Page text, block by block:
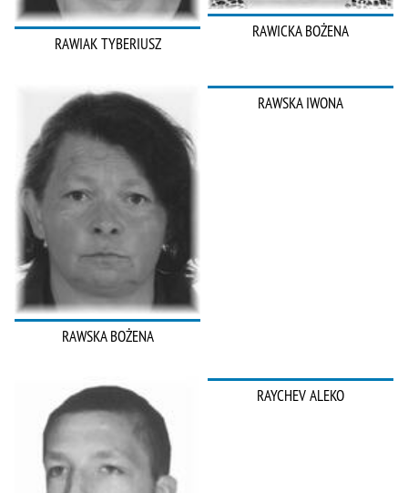
RAWIAK TYBERIUSZ
RAWICKA BOŻENA
RAWSKA BOŻENA
RAWSKA IWONA
RAYCHEV ALEKO